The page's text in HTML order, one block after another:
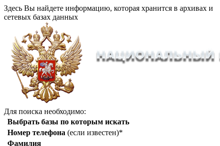
Здесь Вы найдете информацию, которая хранится в архивах и
сетевых базах данных
Для поиска необходимо:
Выбрать базы по которым искать
Номер телефона (если известен)*
Фамилия